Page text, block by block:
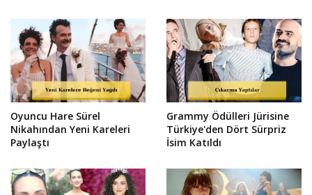
Oyuncu Hare Sürel
Nikahından Yeni Kareleri
Paylaştı
Grammy Ödülleri Jürisine
Türkiye'den Dört Sürpriz
İsim Katıldı